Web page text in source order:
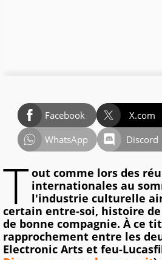
Facebook X.com
WhatsApp
Discord
T out comme lors des
internationales au
l'industrie culturelle
certain entre-soi, histoire
de bonne compagnie. À ce
rapprochement entre les
Electronic Arts et feu-